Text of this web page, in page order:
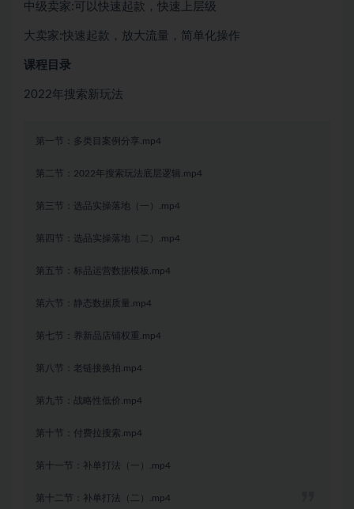
中级卖家:可以快速起款，快速上层级
大卖家:快速起款，放大流量，简单化操作
课程目录
2022年搜索新玩法
第一节：多类目案例分享.mp4
第二节：2022年搜索玩法底层逻辑.mp4
第三节：选品实操落地（一）.mp4
第四节：选品实操落地（二）.mp4
第五节：标品运营数据模板.mp4
第六节：静态数据质量.mp4
第七节：养新品店铺权重.mp4
第八节：老链接换拍.mp4
第九节：战略性低价.mp4
第十节：付费拉搜索.mp4
第十一节：补单打法（一）.mp4
第十二节：补单打法（二）.mp4